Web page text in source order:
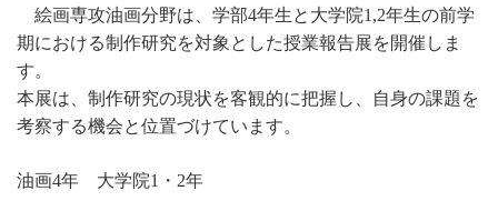
絵画専攻油画分野は、学部4年生と大学院1,2年生の前学
期における制作研究を対象とした授業報告展を開催しま
す。
本展は、制作研究の現状を客観的に把握し、自身の課題を
考察する機会と位置づけています。
油画4年 大学院1・2年